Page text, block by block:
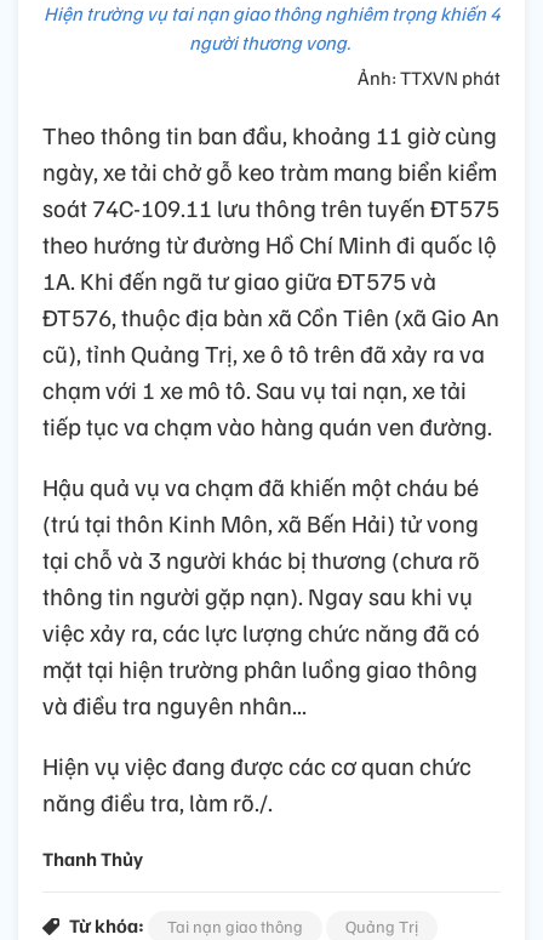
Hiện trường vụ tai nạn giao thông nghiêm trọng khiến 4
người thương vong.
Ảnh: TTXVN phát
Theo thông tin ban đầu, khoảng 11 giờ cùng
ngày, xe tải chở gỗ keo tràm mang biển kiểm
soát 74C-109.11 lưu thông trên tuyến ĐT575
theo hướng từ đường Hồ Chí Minh đi quốc lộ
1A. Khi đến ngã tư giao giữa ĐT575 và
ĐT576, thuộc địa bàn xã Cồn Tiên (xã Gio An
cũ), tỉnh Quảng Trị, xe ô tô trên đã xảy ra va
chạm với 1 xe mô tô. Sau vụ tai nạn, xe tải
tiếp tục va chạm vào hàng quán ven đường.
Hậu quả vụ va chạm đã khiến một cháu bé
(trú tại thôn Kinh Môn, xã Bến Hải) tử vong
tại chỗ và 3 người khác bị thương (chưa rõ
thông tin người gặp nạn). Ngay sau khi vụ
việc xảy ra, các lực lượng chức năng đã có
mặt tại hiện trường phân luồng giao thông
và điều tra nguyên nhân...
Hiện vụ việc đang được các cơ quan chức
năng điều tra, làm rõ./.
Thanh Thủy
Từ khóa: Tai nạn giao thông Quảng Trị